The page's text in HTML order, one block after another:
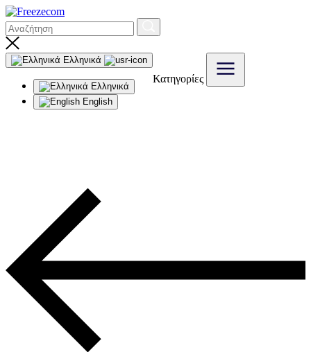
Ελληνικά
Ελληνικά
English
Κατηγορίες